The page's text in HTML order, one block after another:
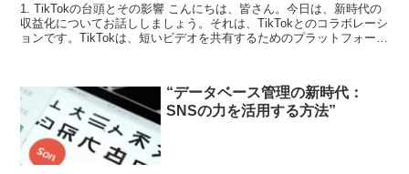
1. TikTokの台頭とその影響 こんにちは、皆さん。今日は、新時代の
収益化についてお話ししましょう。それは、TikTokとのコラボレーシ
ョンです。TikTokは、短いビデオを共有するためのプラットフォーム
“データベース管理の新時代：
SNSの力を活用する方法”